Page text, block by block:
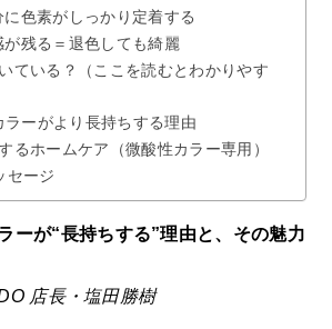
色素がしっかり定着する
残る＝退色しても綺麗
ている？（ここを読むとわかりやす
ーがより長持ちする理由
るホームケア（微酸性カラー専用）
セージ
ーが“長持ちする”理由と、その魅力
店長・塩田勝樹